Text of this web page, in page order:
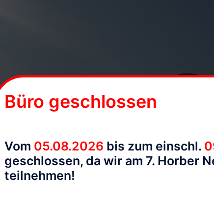
Büro geschlossen
Vom 05.08.2026 bis zum einschl.
geschlossen, da wir am 7. Horber
teilnehmen!